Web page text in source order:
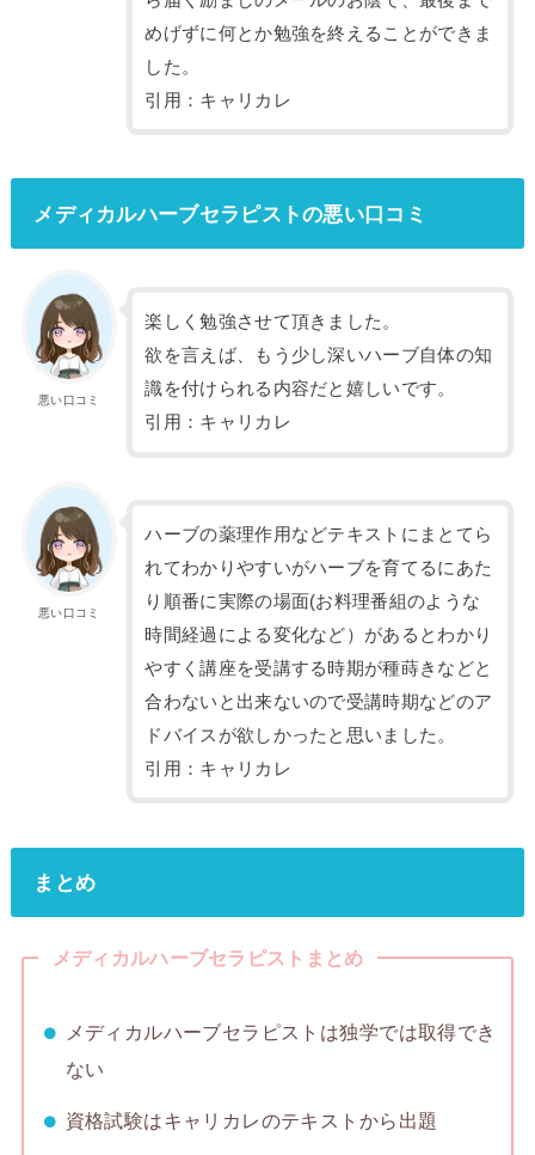
めげずに何とか勉強を終えることができま
した。
引用：キャリカレ
メディカルハーブセラピストの悪い口コミ
悪い口コミ
楽しく勉強させて頂きました。
欲を言えば、もう少し深いハーブ自体の知
識を付けられる内容だと嬉しいです。
引用：キャリカレ
悪い口コミ
ハーブの薬理作用などテキストにまとてら
れてわかりやすいがハーブを育てるにあた
り順番に実際の場面(お料理番組のような
時間経過による変化など）があるとわかり
やすく講座を受講する時期が種蒔きなどと
合わないと出来ないので受講時期などのア
ドバイスが欲しかったと思いました。
引用：キャリカレ
まとめ
メディカルハーブセラピストまとめ
メディカルハーブセラピストは独学では取得でき
ない
資格試験はキャリカレのテキストから出題